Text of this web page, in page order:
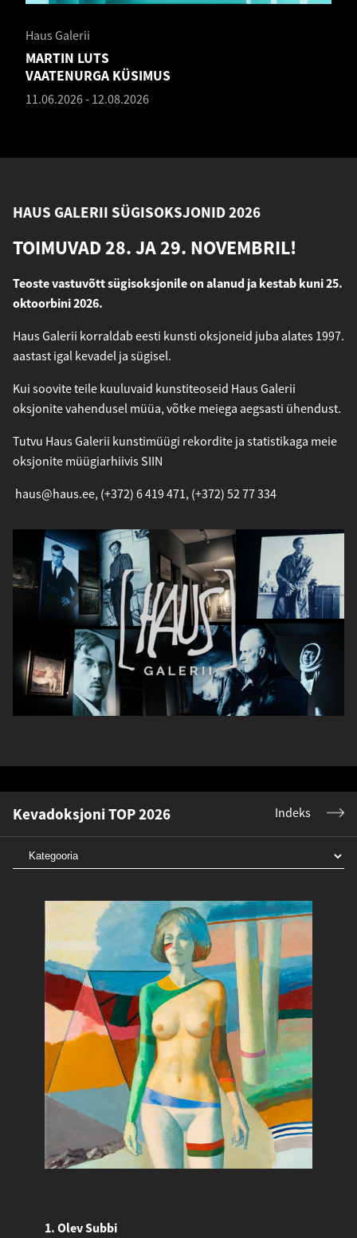
MARTIN LUTS
VAATENURGA KÜSIMUS
11.06.2026- 12.08.2026
Haus Galerii
HAUS GALERII SÜGISOKSJONID 2026
TOIMUVAD 28. JA 29. NOVEMBRIL!
Teoste vastuvõtt sügisoksjonile on alanud ja kestab kuni 25.
oktoorbini 2026.
Haus Galerii korraldab eesti kunsti oksjoneid juba alates 1997.
aastast igal kevadel ja sügisel.
Kui soovite teile kuuluvaid kunstiteoseid Haus Galerii
oksjonite vahendusel müüa, võtke meiega aegsasti ühendust.
Tutvu Haus Galerii kunstimüügi rekordite ja statistikaga meie
oksjonite müügiarhiivis SIIN
haus@haus.ee, (+372) 6 419 471, (+372) 52 77 334
Kevadoksjoni TOP 2026 Indeks
1. Olev Subbi